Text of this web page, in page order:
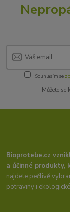
Souhlasím se
Můžete
Bioprotebe.cz
a účinné produkty,
najdete pečlivě
potraviny i